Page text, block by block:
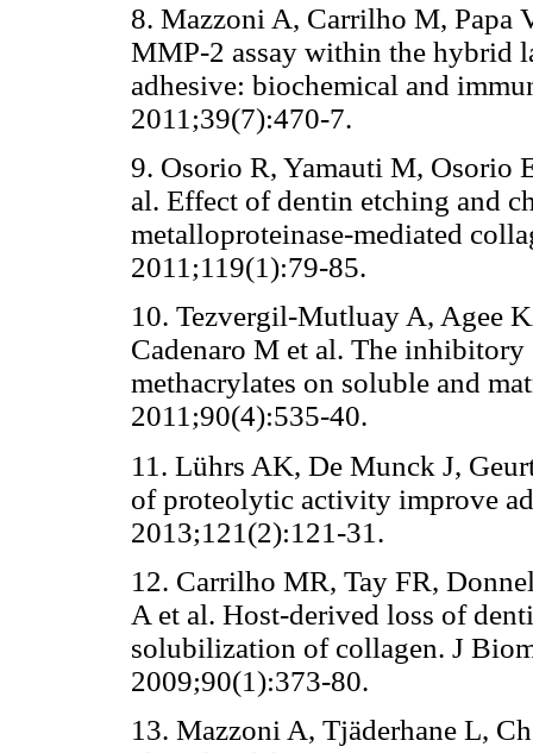
8. Mazzoni A, Carrilho M, Papa
MMP-2 assay within the hybrid
adhesive: biochemical and
2011;39(7):470-7.
9. Osorio R, Yamauti M, Osorio
al. Effect of dentin etching and
metalloproteinase-mediated
2011;119(1):79-85.
10. Tezvergil-Mutluay A, Agee
Cadenaro M et al. The
methacrylates on soluble and
2011;90(4):535-40.
11. Lührs AK, De Munck J,
of proteolytic activity improve
2013;121(2):121-31.
12. Carrilho MR, Tay FR,
A et al. Host-derived loss of
solubilization of collagen. J
2009;90(1):373-80.
13. Mazzoni A, Tjäderhane L,